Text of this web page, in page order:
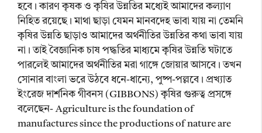
হবে। কারণ কৃষক ও কৃষির উন্নতির মধ্যেই আমাদের কল্যাণ
নিহিত রয়েছে। মাথা ছাড়া যেমন মানবদেহ ভাবা যায় না তেমনি
কৃষির উন্নতি ছাড়াও আমাদের অর্থনীতির উন্নতির কথা ভাবা যায়
না। তাই বৈজ্ঞানিক চাষ পদ্ধতির মাধ্যমে কৃষির উন্নতি ঘটাতে
পারলেই আমাদের অর্থনীতির মরা গাঙ্গে জোয়ার আসবে। তখন
সোনার বাংলা ভরে উঠবে ধনে-ধান্যে, পুষ্প-পল্লবে। প্রখ্যাত
ইংরেজ দার্শনিক গীবনস (GIBBONS) কৃষির গুরুত্ব প্রসঙ্গে
বলেছেন- Agriculture is the foundation of
manufactures since the productions of nature are